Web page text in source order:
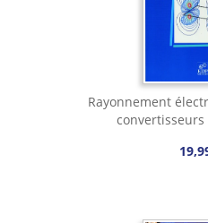
Rayonnement
convertisseurs